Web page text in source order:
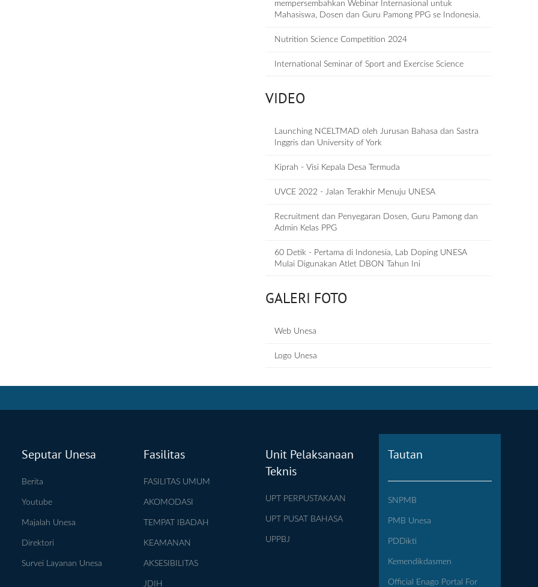
mempersembahkan Webinar Internasional untuk
Mahasiswa, Dosen dan Guru Pamong PPG se Indonesia.
Nutrition Science Competition 2024
International Seminar of Sport and Exercise Science
VIDEO
Launching NCELTMAD oleh Jurusan Bahasa dan Sastra
Inggris dan University of York
Kiprah - Visi Kepala Desa Termuda
UVCE 2022 - Jalan Terakhir Menuju UNESA
Recruitment dan Penyegaran Dosen, Guru Pamong dan
Admin Kelas PPG
60 Detik - Pertama di Indonesia, Lab Doping UNESA
Mulai Digunakan Atlet DBON Tahun Ini
GALERI FOTO
Web Unesa
Logo Unesa
Seputar Unesa
Berita
Youtube
Majalah Unesa
Direktori
Survei Layanan Unesa
Fasilitas
FASILITAS UMUM
AKOMODASI
TEMPAT IBADAH
KEAMANAN
AKSESIBILITAS
JDIH
Unit Pelaksanaan
Teknis
UPT PERPUSTAKAAN
UPT PUSAT BAHASA
UPPBJ
Tautan
SNPMB
PMB Unesa
PDDikti
Kemendikdasmen
Official Enago Portal For